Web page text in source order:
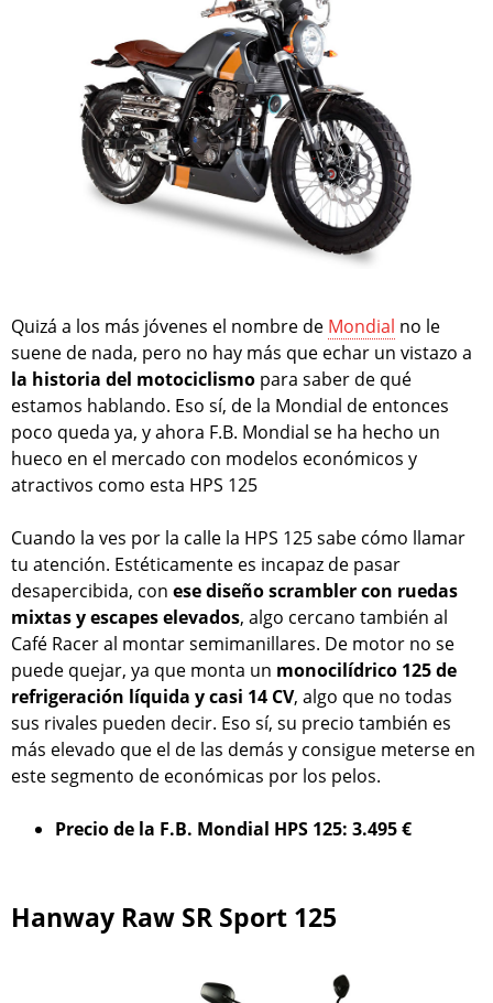
Quizá a los más jóvenes el nombre de Mondial no le
suene de nada, pero no hay más que echar un vistazo a
la historia del motociclismo para saber de qué
estamos hablando. Eso sí, de la Mondial de entonces
poco queda ya, y ahora F.B. Mondial se ha hecho un
hueco en el mercado con modelos económicos y
atractivos como esta HPS 125
Cuando la ves por la calle la HPS 125 sabe cómo llamar
tu atención. Estéticamente es incapaz de pasar
desapercibida, con ese diseño scrambler con ruedas
mixtas y escapes elevados, algo cercano también al
Café Racer al montar semimanillares. De motor no se
puede quejar, ya que monta un monocilídrico 125 de
refrigeración líquida y casi 14 CV, algo que no todas
sus rivales pueden decir. Eso sí, su precio también es
más elevado que el de las demás y consigue meterse en
este segmento de económicas por los pelos.
Precio de la F.B. Mondial HPS 125: 3.495 €
Hanway Raw SR Sport 125